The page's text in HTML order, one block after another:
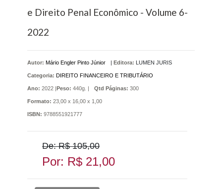
e Direito Penal Econômico - Volume 6-
2022
Autor: Mário Engler Pinto Júnior Editora: LUMEN JURIS
Categoria: DIREITO FINANCEIRO E TRIBUTÁRIO
Ano: 2022 | Peso: 440g. | Qtd Páginas: 300
Formato: 23,00 x 16,00 x 1,00
ISBN: 9788551921777
De: R$ 105,00
Por: R$ 21,00